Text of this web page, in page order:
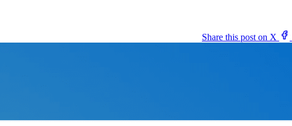
Share this post on X